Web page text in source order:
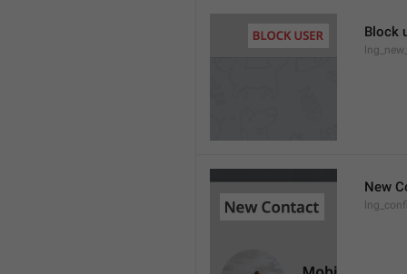
Block
New